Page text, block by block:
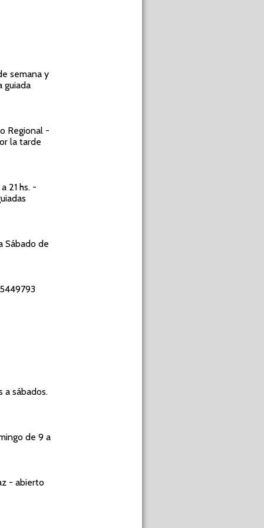
semana y
guiada
Regional -
la tarde
21 hs. -
Sábado de
a sábados.
de 9 a
- abierto